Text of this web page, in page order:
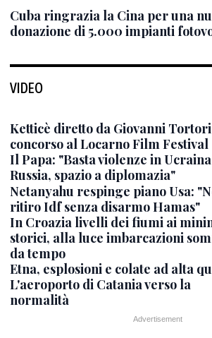
Cuba ringrazia la Cina per una
donazione di 5.000 impianti
VIDEO
Ketticè diretto da Giovanni
concorso al Locarno Film Festival
Il Papa: "Basta violenze in
Russia, spazio a diplomazia"
Netanyahu respinge piano Usa:
ritiro Idf senza disarmo Hamas"
In Croazia livelli dei fiumi ai
storici, alla luce imbarcazioni
da tempo
Etna, esplosioni e colate ad alta
L'aeroporto di Catania verso la
normalità